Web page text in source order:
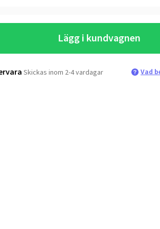
Lägg i kundvagnen
Skickas inom 2-4 vardagar Vad